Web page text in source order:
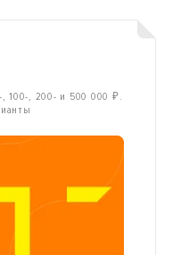
100-, 200- и 500 000 ₽.